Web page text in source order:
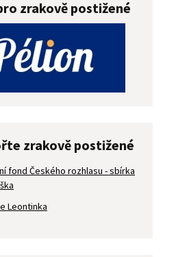
zrakově postižené
zrakově postižené
fond Českého rozhlasu - sbírka
Leontinka